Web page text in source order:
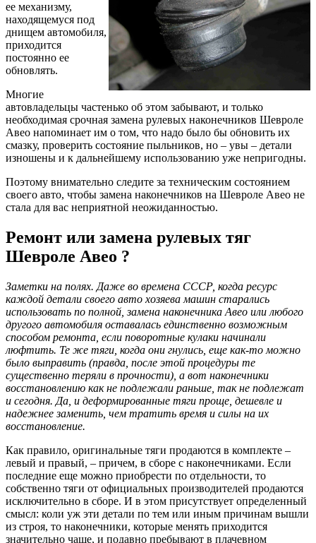
ее механизму,
находящемуся под
днищем автомобиля,
приходится
постоянно ее
обновлять.
Многие
автовладельцы частенько об этом забывают, и только
необходимая срочная замена рулевых наконечников Шевроле
Авео напоминает им о том, что надо было бы обновить их
смазку, проверить состояние пыльников, но – увы – детали
изношены и к дальнейшему использованию уже непригодны.
Поэтому внимательно следите за техническим состоянием
своего авто, чтобы замена наконечников на Шевроле Авео не
стала для вас неприятной неожиданностью.
Ремонт или замена рулевых тяг
Шевроле Авео ?
Заметки на полях. Даже во времена СССР, когда ресурс
каждой детали своего авто хозяева машин старались
использовать по полной, замена наконечника Авео или любого
другого автомобиля оставалась единственно возможным
способом ремонта, если поворотные кулаки начинали
люфтить. Те же тяги, когда они гнулись, еще как-то можно
было выправить (правда, после этой процедуры те
существенно теряли в прочности), а вот наконечники
восстановлению как не подлежали раньше, так не подлежат
и сегодня. Да, и деформированные тяги проще, дешевле и
надежнее заменить, чем тратить время и силы на их
восстановление.
Как правило, оригинальные тяги продаются в комплекте –
левый и правый, – причем, в сборе с наконечниками. Если
последние еще можно приобрести по отдельности, то
собственно тяги от официальных производителей продаются
исключительно в сборе. И в этом присутствует определенный
смысл: коли уж эти детали по тем или иным причинам вышли
из строя, то наконечники, которые менять приходится
значительно чаще, и подавно пребывают в плачевном